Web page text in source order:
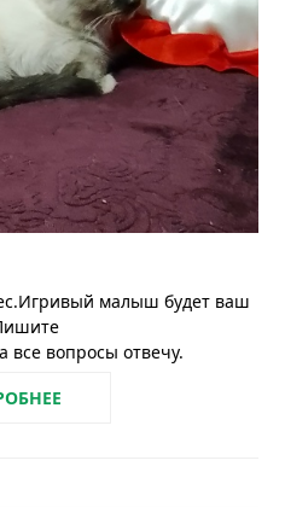
малыш будет ваш
все вопросы отвечу.